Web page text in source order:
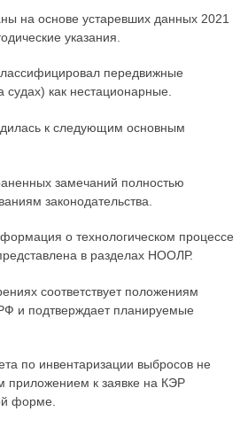
на основе устаревших данных 2021
указания.
передвижные
судах) как нестационарные.
к следующим основным
замечаний полностью
законодательства.
о технологическом процессе
в разделах НООЛР.
соответствует положениям
и подтверждает планируемые
по инвентаризации выбросов не
приложением к заявке на КЭР
форме.